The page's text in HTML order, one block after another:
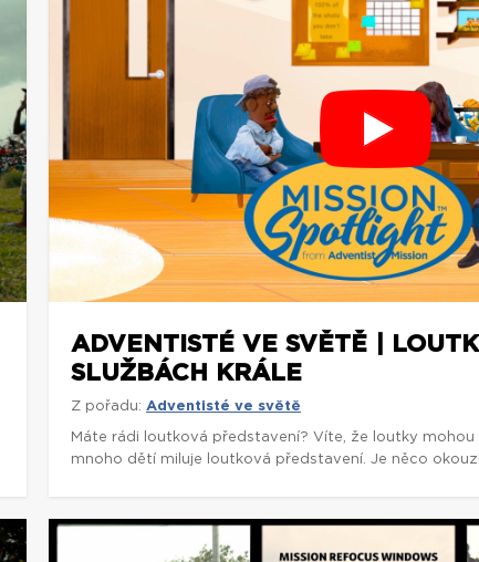
ADVENTISTÉ VE SVĚTĚ |
SLUŽBÁCH KRÁLE
Z pořadu: Adventisté ve světě
Máte rádi loutková představení? Víte, že loutky mohou
mnoho dětí miluje loutková představení. Je něco